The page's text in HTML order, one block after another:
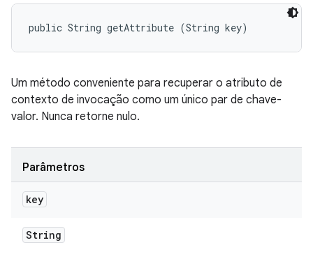
public String getAttribute (String key)
Um método conveniente para recuperar o atributo de
contexto de invocação como um único par de chave-
valor. Nunca retorne nulo.
Parâmetros
key
String